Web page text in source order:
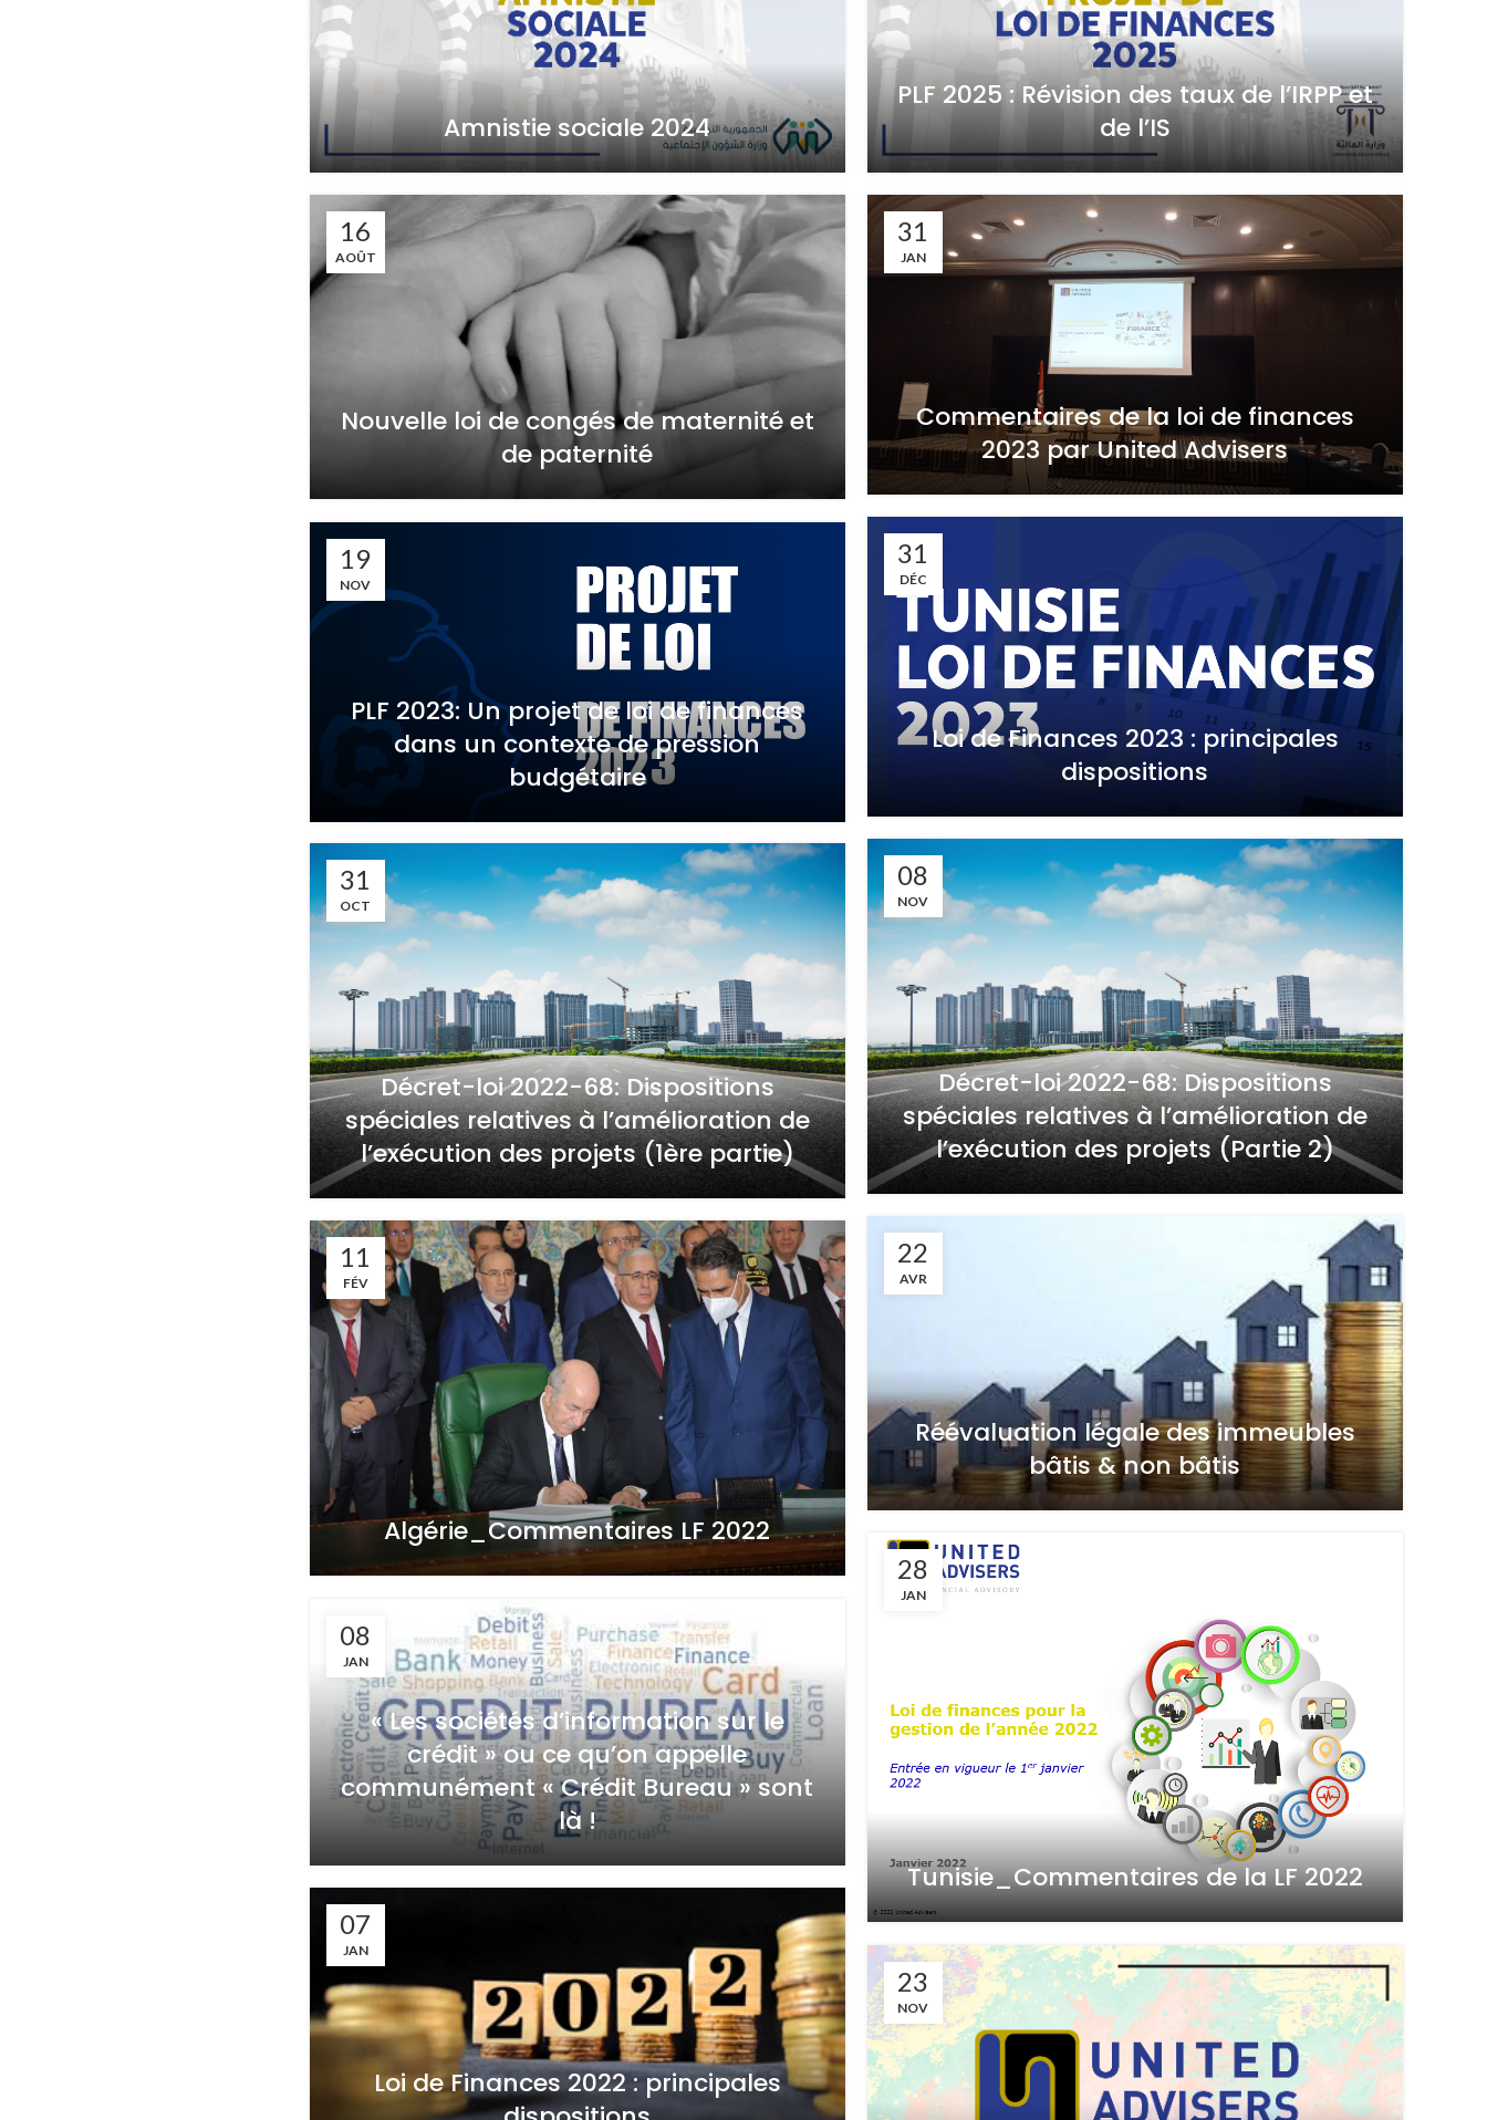
Amnistie sociale 2024
PLF 2025 : Révision des taux de l’IRPP et
de l’IS
16
AOÛT
Nouvelle loi de congés de maternité et
de paternité
31
JAN
Commentaires de la loi de finances
2023 par United Advisers
31
DÉC
Loi de Finances 2023 : principales
dispositions
19
NOV
PLF 2023: Un projet de loi de finances
dans un contexte de pression
budgétaire
08
NOV
Décret-loi 2022-68: Dispositions
spéciales relatives à l’amélioration de
l’exécution des projets (Partie 2)
31
OCT
Décret-loi 2022-68: Dispositions
spéciales relatives à l’amélioration de
l’exécution des projets (1ère partie)
22
AVR
Réévaluation légale des immeubles
bâtis & non bâtis
11
FÉV
Algérie_Commentaires LF 2022
28
JAN
Tunisie_Commentaires de la LF 2022
08
JAN
« Les sociétés d’information sur le
crédit » ou ce qu’on appelle
communément « Crédit Bureau » sont
là !
07
JAN
Loi de Finances 2022 : principales
23
NOV